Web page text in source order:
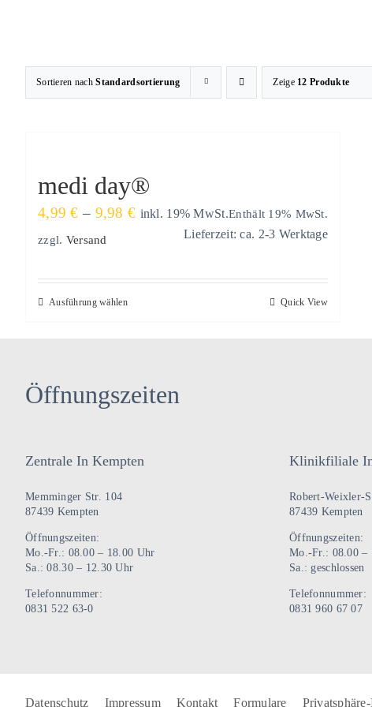
Sortieren nachStandardsortierung Zeige 12 Produkte
medi day®
4,99€ – 9,98€Preisspanne:
inkl. 19% MwSt.Enthält 19% MwSt.
zzgl. Versand Lieferzeit: ca. 2-3 Werktage
Ausführung wählenDieses
Varianten
auf.
können
gewählt
werden
Quick View
Öffnungszeiten
Zentrale In Kempten
Memminger Str. 104
87439 Kempten
Öffnungszeiten:
Mo.-Fr.: 08.00 – 18.00 Uhr
Sa.: 08.30 – 12.30 Uhr
Telefonnummer:
0831 522 63-0
Klinikfiliale
Robert-Weixler-
87439 Kempten
Öffnungszeiten:
Mo.-Fr.: 08.00 –
Sa.: geschlossen
Telefonnummer:
0831 960 67 07
Datenschutz Impressum Kontakt Formulare